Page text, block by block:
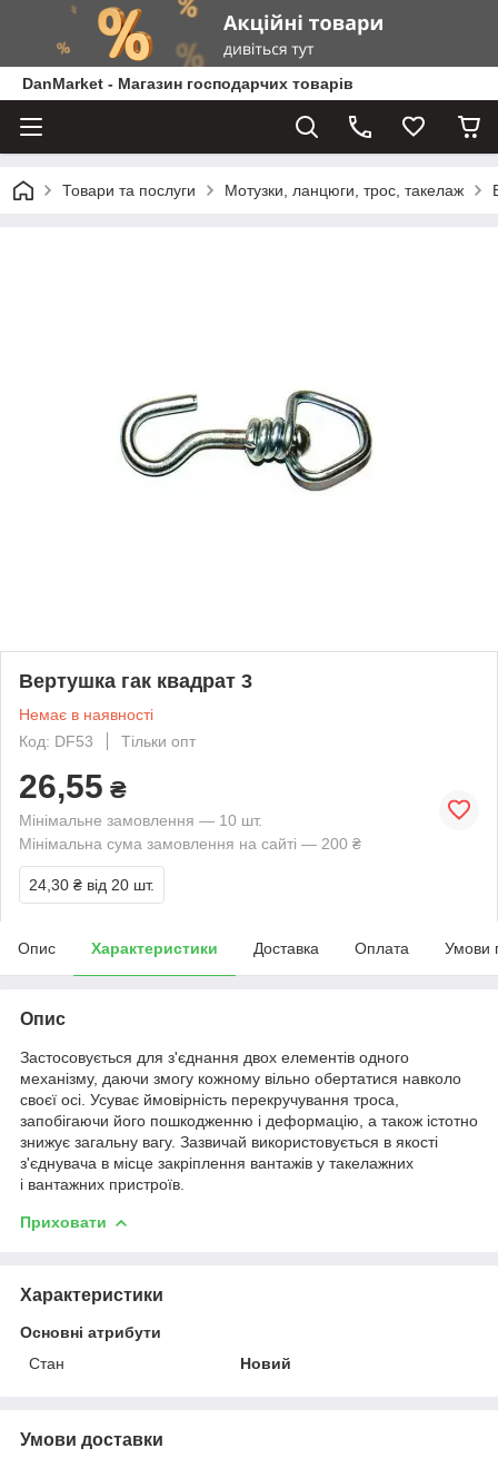
DanMarket - Магазин господарчих товарів
Товари та послуги Мотузки, ланцюги, трос, такелаж
Вертушка гак квадрат 3
Немає в наявності
Код: DF53
Тільки опт
26,55 ₴
Мінімальне замовлення — 10 шт.
Мінімальна сума замовлення на сайті — 200 ₴
24,30 ₴ від 20 шт.
Опис Характеристики Доставка Оплата Умови
Опис
Застосовується для з'єднання двох елементів одного
механізму, даючи змогу кожному вільно обертатися навколо
своєї осі. Усуває ймовірність перекручування троса,
запобігаючи його пошкодженню і деформацію, а також істотно
знижує загальну вагу. Зазвичай використовується в якості
з'єднувача в місце закріплення вантажів у такелажних
і вантажних пристроїв.
Приховати
Характеристики
Основні атрибути
Стан
Новий
Умови доставки